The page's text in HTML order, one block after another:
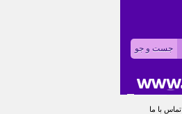
تماس با ما